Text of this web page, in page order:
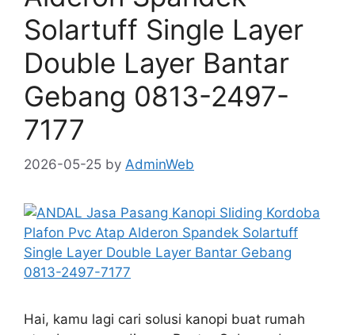
Solartuff Single Layer
Double Layer Bantar
Gebang 0813-2497-
7177
2026-05-25 by AdminWeb
Hai, kamu lagi cari solusi kanopi buat rumah